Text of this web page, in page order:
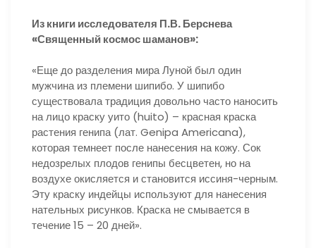
Из книги исследователя П.В. Берснева
«Священный космос шаманов»:
«Еще до разделения мира Луной был один
мужчина из племени шипибо. У шипибо
существовала традиция довольно часто наносить
на лицо краску уито (huito) – красная краска
растения генипа (лат. Genipa Americana),
которая темнеет после нанесения на кожу. Сок
недозрелых плодов генипы бесцветен, но на
воздухе окисляется и становится иссиня-черным.
Эту краску индейцы используют для нанесения
нательных рисунков. Краска не смывается в
течение 15 – 20 дней».